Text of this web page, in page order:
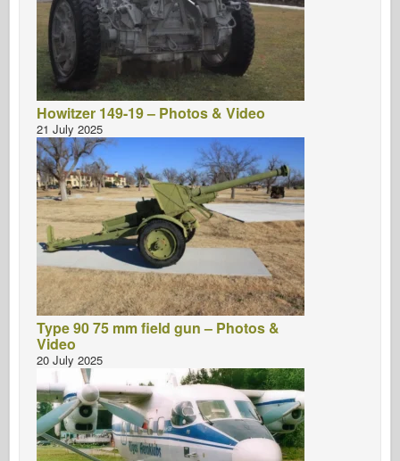
Howitzer 149-19 – Photos & Video
21 July 2025
Type 90 75 mm field gun – Photos &
Video
20 July 2025